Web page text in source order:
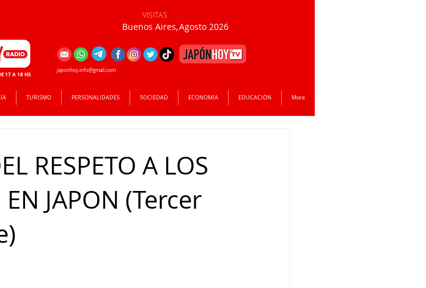
VISITAS
Buenos Aires,Agosto 2026
TURISMO PERSONALIDADES SOCIEDAD ECONOMÍA EDUCACIÓN More
17 A 18 HS
japonhoy.info@gmail.com
RESPETO A LOS
JAPON (Tercer